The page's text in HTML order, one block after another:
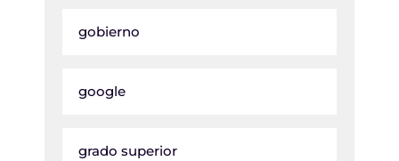
gobierno
google
grado superior